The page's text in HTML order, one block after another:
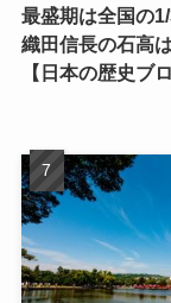
最盛期は全国の
織田信長の石高
【日本の歴史ブロ